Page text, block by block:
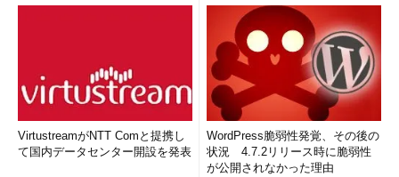
VirtustreamがNTT Comと提携し
て国内データセンター開設を発表
WordPress脆弱性発覚、その後の
状況 4.7.2リリース時に脆弱性
が公開されなかった理由